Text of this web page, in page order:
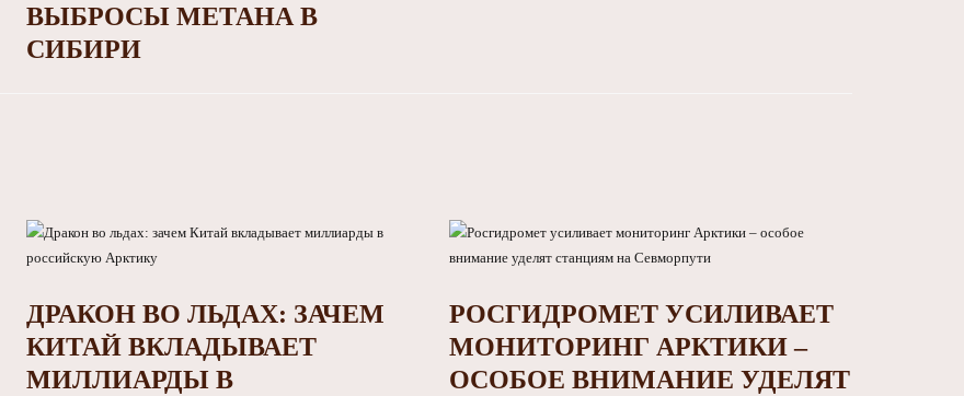
ВЫБРОСЫ МЕТАНА В
СИБИРИ
ДРАКОН ВО ЛЬДАХ: ЗАЧЕМ
КИТАЙ ВКЛАДЫВАЕТ
МИЛЛИАРДЫ В
РОСГИДРОМЕТ УСИЛИВАЕТ
МОНИТОРИНГ АРКТИКИ –
ОСОБОЕ ВНИМАНИЕ УДЕЛЯТ